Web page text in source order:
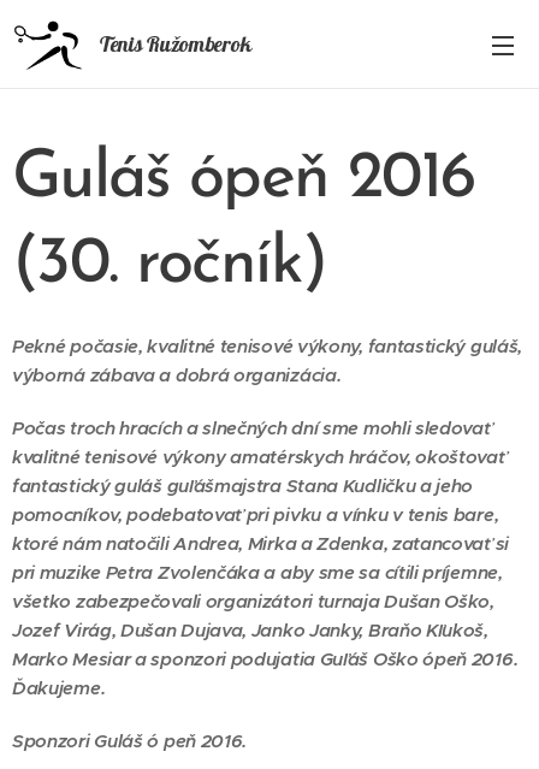
Tenis Ružomberok
Guláš ópeň 2016
(30. ročník)
Pekné počasie, kvalitné tenisové výkony, fantastický guláš,
výborná zábava a dobrá organizácia.
Počas troch hracích a slnečných dní sme mohli sledovať
kvalitné tenisové výkony amatérskych hráčov, okoštovať
fantastický guláš guľášmajstra Stana Kudličku a jeho
pomocníkov, podebatovať pri pivku a vínku v tenis bare,
ktoré nám natočili Andrea, Mirka a Zdenka, zatancovať si
pri muzike Petra Zvolenčáka a aby sme sa cítili príjemne,
všetko zabezpečovali organizátori turnaja Dušan Oško,
Jozef Virág, Dušan Dujava, Janko Janky, Braňo Kľukoš,
Marko Mesiar a sponzori podujatia Guľáš Oško ópeň 2016.
Ďakujeme.
Sponzori Guláš ó peň 2016.